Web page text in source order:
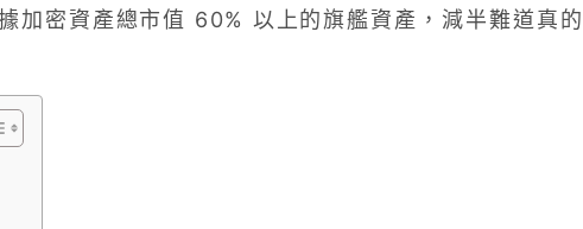
加密資產總市值 60% 以上的旗艦資產，減半難道真的